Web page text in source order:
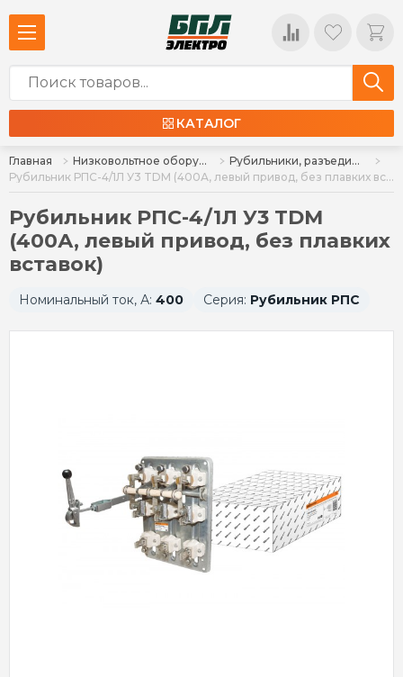
КАТАЛОГ
Главная Низковольтное оборудование
Рубильники, разъединители, расцепители
Рубильник РПС-4/1Л У3 TDM (400А, левый привод, без плавких вставок)
Рубильник РПС-4/1Л У3 TDM
(400А, левый привод, без плавких
вставок)
Номинальный ток, А: 400 Серия: Рубильник РПС